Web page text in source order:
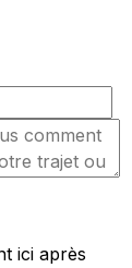
ici après